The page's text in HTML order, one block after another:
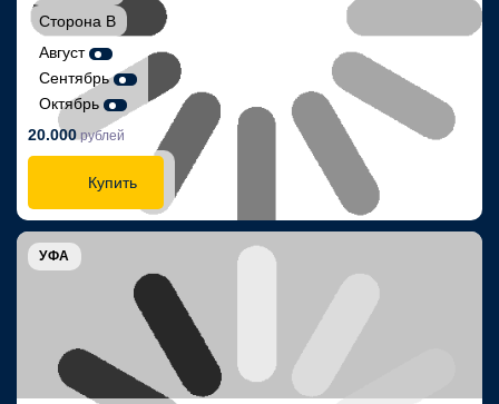
Сторона В
Август
Сентябрь
Октябрь
20.000 рублей
Купить
УФА